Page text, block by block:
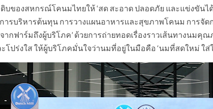
บของสหกรณ์โคนมไทยให้ ‘สด สะอาด ปลอดภัย และแข่งขันได้
ารบริหารต้นทุน การวางแผนอาหารและสุขภาพโคนม การจัด
จากฟาร์มถึงผู้บริโภค’ ด้วยการถ่ายทอดเรื่องราวเส้นทางนม
โปร่งใส ให้ผู้บริโภคมั่นใจว่านมที่อยู่ในมือคือ ‘นมที่สดใหม่ ใส่